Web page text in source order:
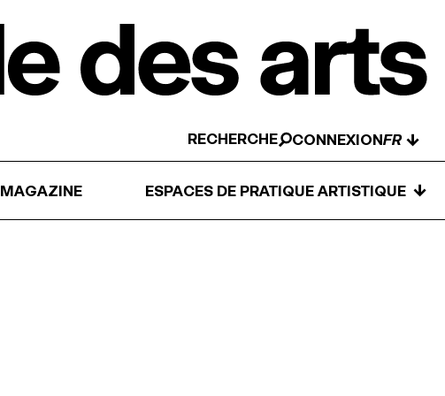
RECHERCHE CONNEXION ↓
MAGAZINE ESPACES DE PRATIQUE ARTISTIQUE ↓